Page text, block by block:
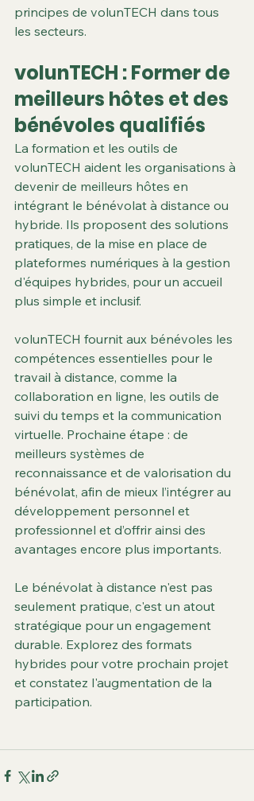
principes de volunTECH dans tous
les secteurs.
volunTECH : Former de
meilleurs hôtes et des
bénévoles qualifiés
La formation et les outils de
volunTECH aident les organisations à
devenir de meilleurs hôtes en
intégrant le bénévolat à distance ou
hybride. Ils proposent des solutions
pratiques, de la mise en place de
plateformes numériques à la gestion
d'équipes hybrides, pour un accueil
plus simple et inclusif.
volunTECH fournit aux bénévoles les
compétences essentielles pour le
travail à distance, comme la
collaboration en ligne, les outils de
suivi du temps et la communication
virtuelle. Prochaine étape : de
meilleurs systèmes de
reconnaissance et de valorisation du
bénévolat, afin de mieux l’intégrer au
développement personnel et
professionnel et d’offrir ainsi des
avantages encore plus importants.
Le bénévolat à distance n'est pas
seulement pratique, c'est un atout
stratégique pour un engagement
durable. Explorez des formats
hybrides pour votre prochain projet
et constatez l'augmentation de la
participation.